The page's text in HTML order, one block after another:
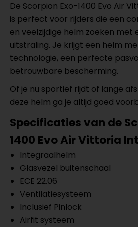
De Scorpion Exo-1400 Evo Air
is perfect voor rijders die een
en veelzijdige helm zoeken met
uitstraling. Je krijgt een helm
technologie, een perfecte
betrouwbare bescherming.
Of je nu sportief rijdt of lange
deze helm ga je altijd goed
Specificaties van de
1400 Evo Air Vittoria
Integraalhelm
Glasvezel buitenschaal
ECE 22.06
Ventilatiesysteem
Inclusief Pinlock
Airfit systeem